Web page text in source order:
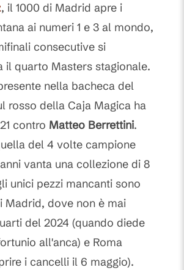
, il 1000 di Madrid apre i
ai numeri 1 e 3 al mondo,
consecutive si
il quarto Masters stagionale.
nella bacheca del
rosso della Caja Magica ha
contro Matteo Berrettini.
del 4 volte campione
vanta una collezione di 8
unici pezzi mancanti sono
Madrid, dove non è mai
del 2024 (quando diede
all'anca) e Roma
i cancelli il 6 maggio).